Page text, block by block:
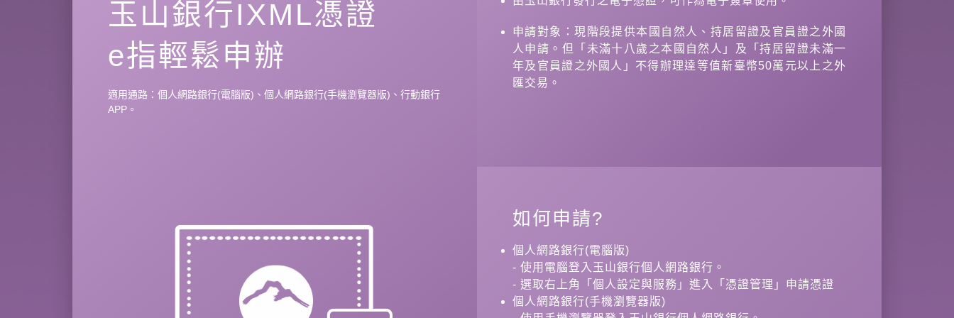
玉山銀行IXML憑證
e指輕鬆申辦
適用通路：個人網路銀行(電腦版)、個人網路銀行(手機瀏覽器版)、行動銀行
APP。
申請對象：現階段提供本國自然人、持居留證及官員證之外國
人申請。但「未滿十八歲之本國自然人」及「持居留證未滿一
年及官員證之外國人」不得辦理達等值新臺幣50萬元以上之外
匯交易。
如何申請?
個人網路銀行(電腦版)
- 使用電腦登入玉山銀行個人網路銀行。
- 選取右上角「個人設定與服務」進入「憑證管理」申請憑證
個人網路銀行(手機瀏覽器版)